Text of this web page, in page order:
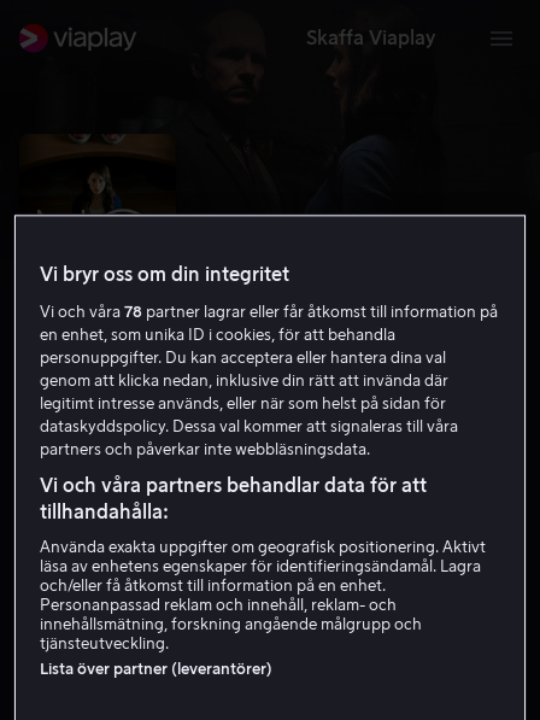
Skaffa Viaplay
No Stranger Than Love
15 år
Hyr 49 kr
Vi bryr oss om din integritet
Vi och våra78 partner lagrar eller får åtkomst till information på
en enhet, som unika ID i cookies, för att behandla
personuppgifter. Du kan acceptera eller hantera dina val
genom att klicka nedan, inklusive din rätt att invända där
legitimt intresse används, eller när som helst på sidan för
dataskyddspolicy. Dessa val kommer att signaleras till våra
partners och påverkar inte webbläsningsdata.
Vi och våra partners behandlar data för att
tillhandahålla:
Använda exakta uppgifter om geografisk positionering. Aktivt
läsa av enhetens egenskaper för identifieringsändamål. Lagra
och/eller få åtkomst till information på en enhet.
Personanpassad reklam och innehåll, reklam- och
innehållsmätning, forskning angående målgrupp och
tjänsteutveckling.
Lista över partner (leverantörer)